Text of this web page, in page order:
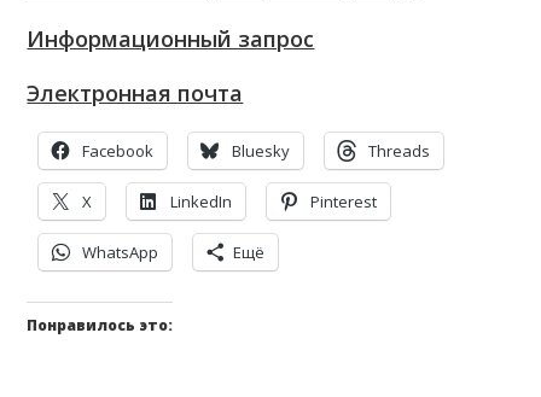
Информационный запрос
Электронная почта
Facebook Bluesky Threads
X LinkedIn Pinterest
WhatsApp Ещё
Понравилось это: